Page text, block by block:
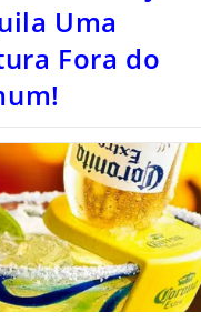
Uma
Fora do